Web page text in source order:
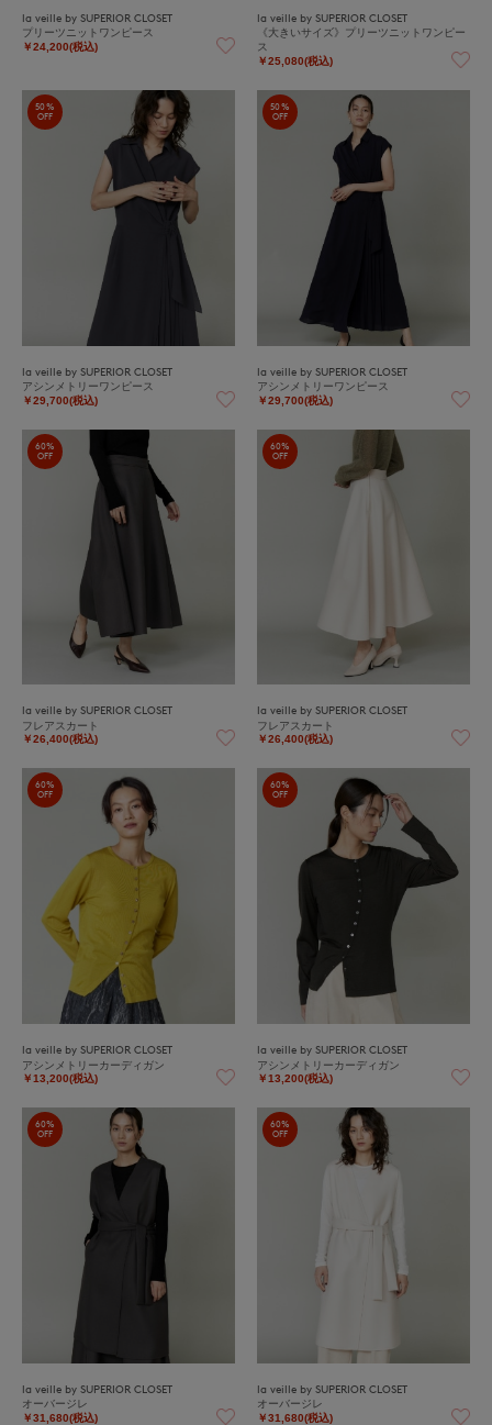
la veille by SUPERIOR CLOSET
プリーツニットワンピース
￥24,200(税込)
la veille by SUPERIOR CLOSET
《大きいサイズ》プリーツニットワンピー
ス
￥25,080(税込)
50%
OFF
la veille by SUPERIOR CLOSET
アシンメトリーワンピース
￥29,700(税込)
50%
OFF
la veille by SUPERIOR CLOSET
アシンメトリーワンピース
￥29,700(税込)
60%
OFF
la veille by SUPERIOR CLOSET
フレアスカート
￥26,400(税込)
60%
OFF
la veille by SUPERIOR CLOSET
フレアスカート
￥26,400(税込)
60%
OFF
la veille by SUPERIOR CLOSET
アシンメトリーカーディガン
￥13,200(税込)
60%
OFF
la veille by SUPERIOR CLOSET
アシンメトリーカーディガン
￥13,200(税込)
60%
OFF
la veille by SUPERIOR CLOSET
オーバージレ
￥31,680(税込)
60%
OFF
la veille by SUPERIOR CLOSET
オーバージレ
￥31,680(税込)